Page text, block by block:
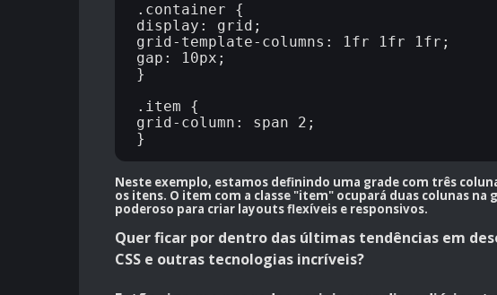
.container {
display: grid;
grid-template-columns: 1fr 1fr 1fr;
gap: 10px;
}
.item {
grid-column: span 2;
Neste exemplo, estamos definindo uma grade com três
os itens. O item com a classe "item" ocupará duas colunas
poderoso para criar layouts flexíveis e responsivos.
Quer ficar por dentro das últimas tendências em
CSS e outras tecnologias incríveis?